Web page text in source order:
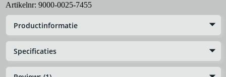
Artikelnr: 9000-0025-7455
Productinformatie
Specificaties